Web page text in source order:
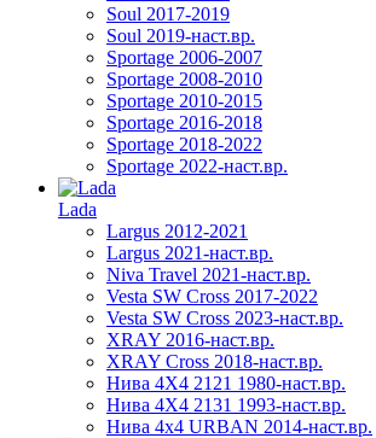
Soul 2017-2019
Soul 2019-наст.вр.
Sportage 2006-2007
Sportage 2008-2010
Sportage 2010-2015
Sportage 2016-2018
Sportage 2018-2022
Sportage 2022-наст.вр.
Lada
Largus 2012-2021
Largus 2021-наст.вр.
Niva Travel 2021-наст.вр.
Vesta SW Cross 2017-2022
Vesta SW Cross 2023-наст.вр.
XRAY 2016-наст.вр.
XRAY Cross 2018-наст.вр.
Нива 4X4 2121 1980-наст.вр.
Нива 4X4 2131 1993-наст.вр.
Нива 4х4 URBAN 2014-наст.вр.